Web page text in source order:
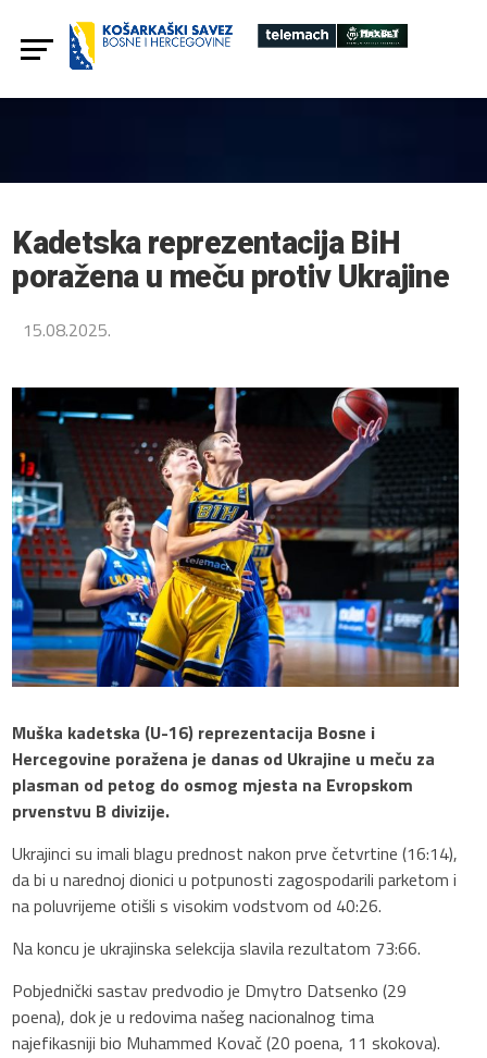
Kadetska reprezentacija BiH
poražena u meču protiv Ukrajine
15.08.2025.
Muška kadetska (U-16) reprezentacija Bosne i
Hercegovine poražena je danas od Ukrajine u meču za
plasman od petog do osmog mjesta na Evropskom
prvenstvu B divizije.
Ukrajinci su imali blagu prednost nakon prve četvrtine (16:14),
da bi u narednoj dionici u potpunosti zagospodarili parketom i
na poluvrijeme otišli s visokim vodstvom od 40:26.
Na koncu je ukrajinska selekcija slavila rezultatom 73:66.
Pobjednički sastav predvodio je Dmytro Datsenko (29
poena), dok je u redovima našeg nacionalnog tima
najefikasniji bio Muhammed Kovač (20 poena, 11 skokova).